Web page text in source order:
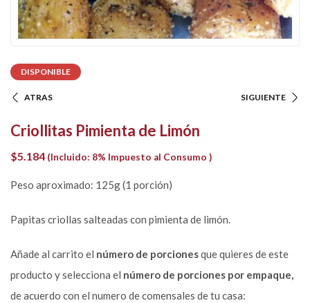
DISPONIBLE
ATRAS SIGUIENTE
Criollitas Pimienta de Limón
$5.184 (Incluido: 8% Impuesto al Consumo )
Peso aproximado: 125g (1 porción)
Papitas criollas salteadas con pimienta de limón.
Añade al carrito el número de porcionesque quieres de este
producto y selecciona el número de porciones por empaque,
de acuerdo con el numero de comensales de tu casa: